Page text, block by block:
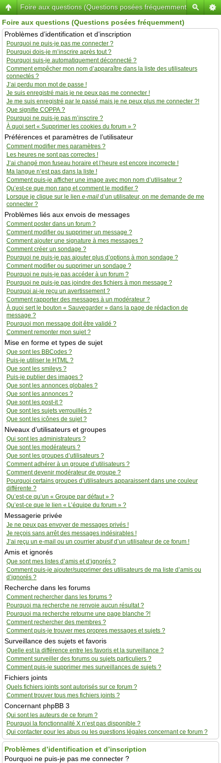
Foire aux questions (Questions posées fréquemment)
Foire aux questions (Questions posées fréquemment)
Problèmes d’identification et d’inscription
Pourquoi ne puis-je pas me connecter ?
Pourquoi dois-je m’inscrire après tout ?
Pourquoi suis-je automatiquement déconnecté ?
Comment empêcher mon nom d’apparaître dans la liste des utilisateurs
connectés ?
J’ai perdu mon mot de passe !
Je suis enregistré mais je ne peux pas me connecter !
Je me suis enregistré par le passé mais je ne peux plus me connecter ?!
Que signifie COPPA ?
Pourquoi ne puis-je pas m’inscrire ?
À quoi sert « Supprimer les cookies du forum » ?
Préférences et paramètres de l’utilisateur
Comment modifier mes paramètres ?
Les heures ne sont pas correctes !
J’ai changé mon fuseau horaire et l’heure est encore incorrecte !
Ma langue n’est pas dans la liste !
Comment puis-je afficher une image avec mon nom d’utilisateur ?
Qu’est-ce que mon rang et comment le modifier ?
Lorsque je clique sur le lien e-mail d’un utilisateur, on me demande de me
connecter ?
Problèmes liés aux envois de messages
Comment poster dans un forum ?
Comment modifier ou supprimer un message ?
Comment ajouter une signature à mes messages ?
Comment créer un sondage ?
Pourquoi ne puis-je pas ajouter plus d’options à mon sondage ?
Comment modifier ou supprimer un sondage ?
Pourquoi ne puis-je pas accéder à un forum ?
Pourquoi ne puis-je pas joindre des fichiers à mon message ?
Pourquoi ai-je reçu un avertissement ?
Comment rapporter des messages à un modérateur ?
À quoi sert le bouton « Sauvegarder » dans la page de rédaction de
message ?
Pourquoi mon message doit être validé ?
Comment remonter mon sujet ?
Mise en forme et types de sujet
Que sont les BBCodes ?
Puis-je utiliser le HTML ?
Que sont les smileys ?
Puis-je publier des images ?
Que sont les annonces globales ?
Que sont les annonces ?
Que sont les post-it ?
Que sont les sujets verrouillés ?
Que sont les icônes de sujet ?
Niveaux d’utilisateurs et groupes
Qui sont les administrateurs ?
Que sont les modérateurs ?
Que sont les groupes d’utilisateurs ?
Comment adhérer à un groupe d’utilisateurs ?
Comment devenir modérateur de groupe ?
Pourquoi certains groupes d’utilisateurs apparaissent dans une couleur
différente ?
Qu’est-ce qu’un « Groupe par défaut » ?
Qu’est-ce que le lien « L’équipe du forum » ?
Messagerie privée
Je ne peux pas envoyer de messages privés !
Je reçois sans arrêt des messages indésirables !
J’ai reçu un e-mail ou un courrier abusif d’un utilisateur de ce forum !
Amis et ignorés
Que sont mes listes d’amis et d’ignorés ?
Comment puis-je ajouter/supprimer des utilisateurs de ma liste d’amis ou
d’ignorés ?
Recherche dans les forums
Comment rechercher dans les forums ?
Pourquoi ma recherche ne renvoie aucun résultat ?
Pourquoi ma recherche retourne une page blanche ?!
Comment rechercher des membres ?
Comment puis-je trouver mes propres messages et sujets ?
Surveillance des sujets et favoris
Quelle est la différence entre les favoris et la surveillance ?
Comment surveiller des forums ou sujets particuliers ?
Comment puis-je supprimer mes surveillances de sujets ?
Fichiers joints
Quels fichiers joints sont autorisés sur ce forum ?
Comment trouver tous mes fichiers joints ?
Concernant phpBB 3
Qui sont les auteurs de ce forum ?
Pourquoi la fonctionnalité X n’est pas disponible ?
Qui contacter pour les abus ou les questions légales concernant ce forum ?
Problèmes d’identification et d’inscription
Pourquoi ne puis-je pas me connecter ?